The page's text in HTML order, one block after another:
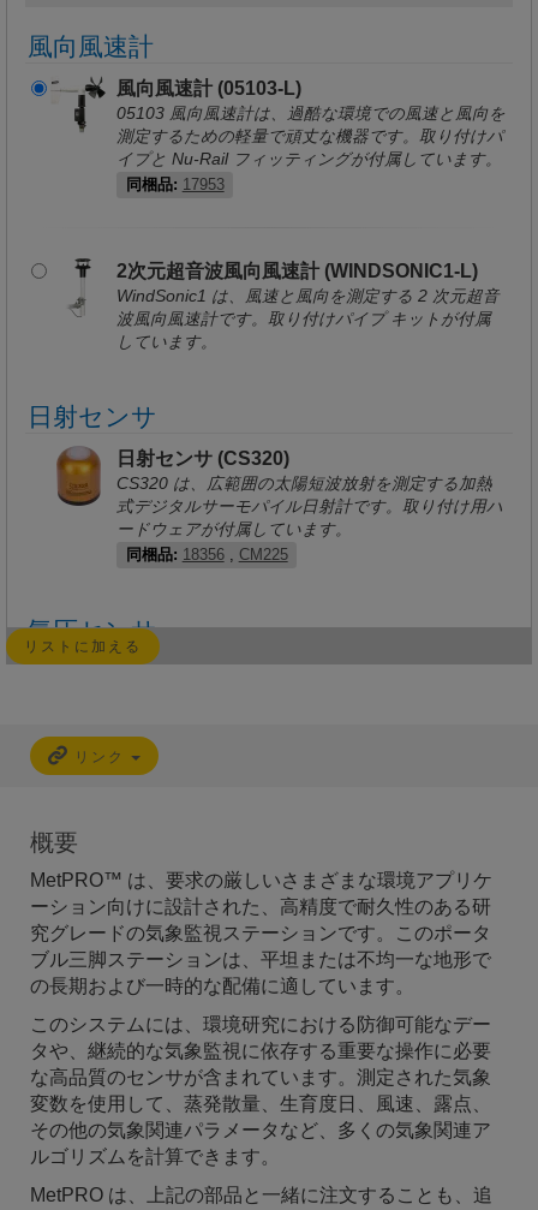
風向風速計
風向風速計 (05103-L)
05103 風向風速計は、過酷な環境での風速と風向を
測定するための軽量で頑丈な機器です。取り付けパ
イプと Nu-Rail フィッティングが付属しています。
同梱品: 17953
2次元超音波風向風速計 (WINDSONIC1-L)
WindSonic1 は、風速と風向を測定する 2 次元超音
波風向風速計です。取り付けパイプ キットが付属
しています。
日射センサ
日射センサ (CS320)
CS320 は、広範囲の太陽短波放射を測定する加熱
式デジタルサーモパイル日射計です。取り付け用ハ
ードウェアが付属しています。
同梱品: 18356, CM225
気圧センサ
ションに最適な、頑丈で正確な気温と相対湿度
(RH) プローブです。
同梱品: RAD10E
標準（ヤードポンド法）雨量計（TE525WS-
L）
TE525WS-L 傾斜式雨量計は、8 インチ漏斗オリフ
ィスに関する米国国立気象局の推奨事項に準拠して
います。
リストに加える
リンク
概要
MetPRO™ は、要求の厳しいさまざまな環境アプリケ
ーション向けに設計された、高精度で耐久性のある研
究グレードの気象監視ステーションです。このポータ
ブル三脚ステーションは、平坦または不均一な地形で
の長期および一時的な配備に適しています。
このシステムには、環境研究における防御可能なデー
タや、継続的な気象監視に依存する重要な操作に必要
な高品質のセンサが含まれています。測定された気象
変数を使用して、蒸発散量、生育度日、風速、露点、
その他の気象関連パラメータなど、多くの気象関連ア
ルゴリズムを計算できます。
MetPRO は、上記の部品と一緒に注文することも、追